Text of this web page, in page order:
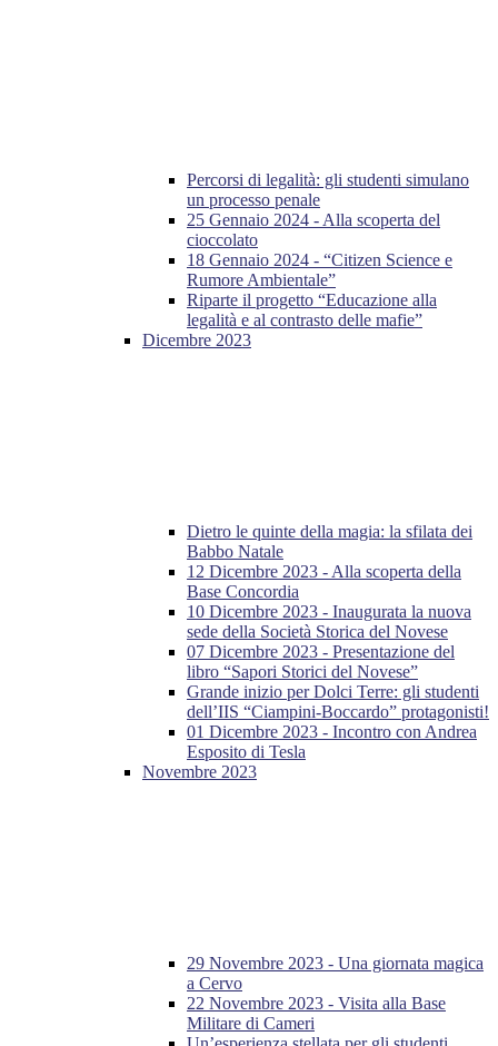
Percorsi di legalità: gli studenti simulano
un processo penale
25 Gennaio 2024 - Alla scoperta del
cioccolato
18 Gennaio 2024 - “Citizen Science e
Rumore Ambientale”
Riparte il progetto “Educazione alla
legalità e al contrasto delle mafie”
Dicembre 2023
Dietro le quinte della magia: la sfilata dei
Babbo Natale
12 Dicembre 2023 - Alla scoperta della
Base Concordia
10 Dicembre 2023 - Inaugurata la nuova
sede della Società Storica del Novese
07 Dicembre 2023 - Presentazione del
libro “Sapori Storici del Novese”
Grande inizio per Dolci Terre: gli studenti
dell’IIS “Ciampini-Boccardo” protagonisti!
01 Dicembre 2023 - Incontro con Andrea
Esposito di Tesla
Novembre 2023
29 Novembre 2023 - Una giornata magica
a Cervo
22 Novembre 2023 - Visita alla Base
Militare di Cameri